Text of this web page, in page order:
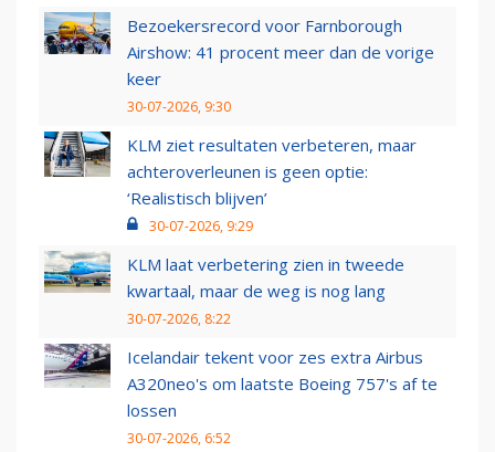
Bezoekersrecord voor Farnborough
Airshow: 41 procent meer dan de vorige
keer
30-07-2026, 9:30
KLM ziet resultaten verbeteren, maar
achteroverleunen is geen optie:
‘Realistisch blijven’
30-07-2026, 9:29
KLM laat verbetering zien in tweede
kwartaal, maar de weg is nog lang
30-07-2026, 8:22
Icelandair tekent voor zes extra Airbus
A320neo's om laatste Boeing 757's af te
lossen
30-07-2026, 6:52